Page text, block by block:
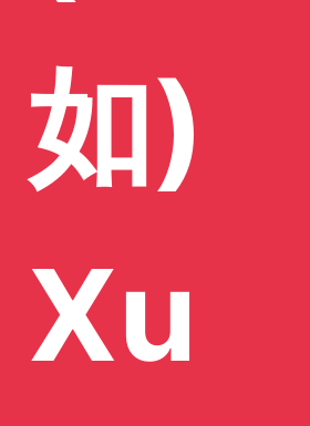
如)
Xu